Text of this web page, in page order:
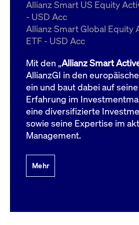
Allianz Smart US Equity
- USD Acc
Allianz Smart Global Equity
ETF - USD Acc
Mit den „Allianz Smart
AllianzGI in den
ein und baut dabei auf
Erfahrung im
eine diversifizierte
sowie seine Expertise im
Management.
Mehr
ApplicationGatewayAffinityCORS
boerse.com
Domain